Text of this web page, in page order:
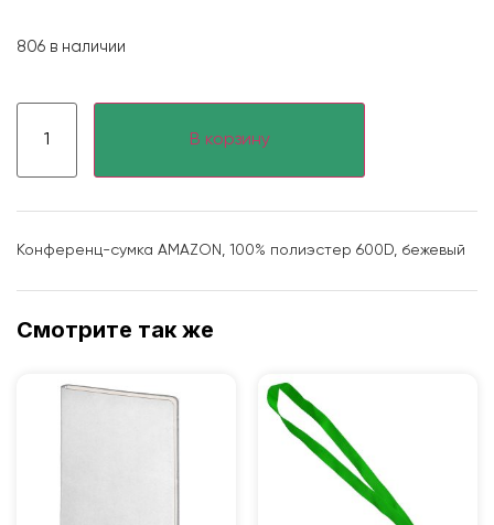
806 в наличии
В корзину
Конференц-сумка AMAZON, 100% полиэстер 600D, бежевый
Смотрите так же